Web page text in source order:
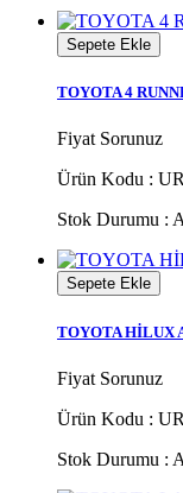
Sepete Ekle
TOYOTA 4
Fiyat Sorunuz
Ürün Kodu :
Stok Durumu :
Sepete Ekle
TOYOTA HİLUX
Fiyat Sorunuz
Ürün Kodu :
Stok Durumu :